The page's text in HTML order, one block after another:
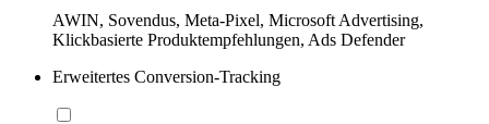
AWIN, Sovendus, Meta-Pixel, Microsoft Advertising,
Klickbasierte Produktempfehlungen, Ads Defender
Erweitertes Conversion-Tracking